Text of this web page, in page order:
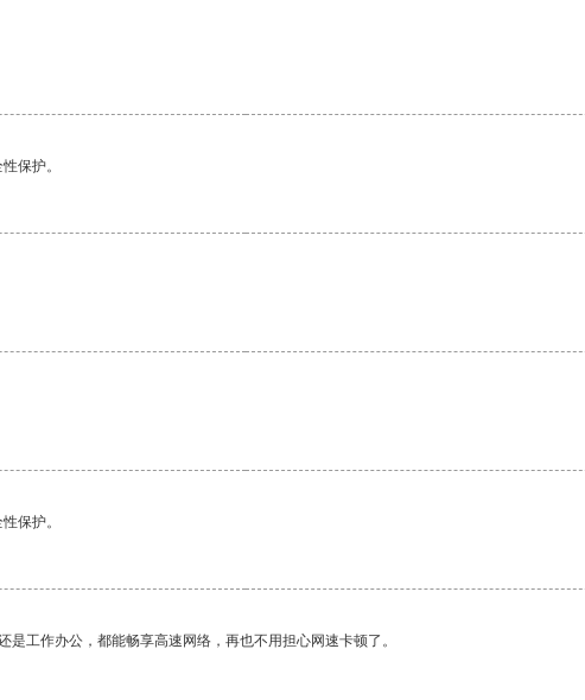
保护。
保护。
工作办公，都能畅享高速网络，再也不用担心网速卡顿了。